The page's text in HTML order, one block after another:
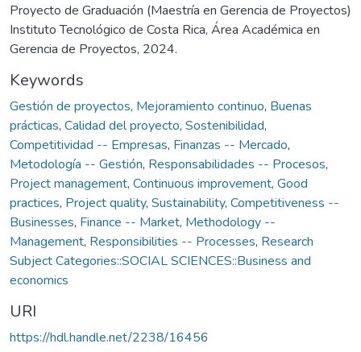
Proyecto de Graduación (Maestría en Gerencia de Proyectos)
Instituto Tecnológico de Costa Rica, Área Académica en
Gerencia de Proyectos, 2024.
Keywords
Gestión de proyectos, Mejoramiento continuo, Buenas
prácticas, Calidad del proyecto, Sostenibilidad,
Competitividad -- Empresas, Finanzas -- Mercado,
Metodología -- Gestión, Responsabilidades -- Procesos,
Project management, Continuous improvement, Good
practices, Project quality, Sustainability, Competitiveness --
Businesses, Finance -- Market, Methodology --
Management, Responsibilities -- Processes, Research
Subject Categories::SOCIAL SCIENCES::Business and
economics
URI
https://hdl.handle.net/2238/16456